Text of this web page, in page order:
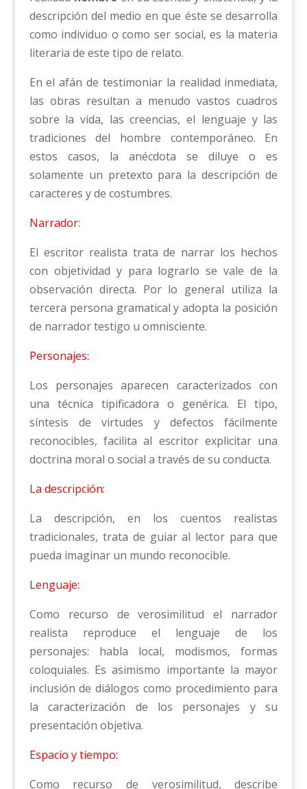
descripción del medio en que éste se desarrolla
como individuo o como ser social, es la materia
literaria de este tipo de relato.
En el afán de testimoniar la realidad inmediata,
las obras resultan a menudo vastos cuadros
sobre la vida, las creencias, el lenguaje y las
tradiciones del hombre contemporáneo. En
estos casos, la anécdota se diluye o es
solamente un pretexto para la descripción de
caracteres y de costumbres.
Narrador:
El escritor realista trata de narrar los hechos
con objetividad y para lograrlo se vale de la
observación directa. Por lo general utiliza la
tercera persona gramatical y adopta la posición
de narrador testigo u omnisciente.
Personajes:
Los personajes aparecen caracterizados con
una técnica tipificadora o genérica. El tipo,
síntesis de virtudes y defectos fácilmente
reconocibles, facilita al escritor explicitar una
doctrina moral o social a través de su conducta.
La descripción:
La descripción, en los cuentos realistas
tradicionales, trata de guiar al lector para que
pueda imaginar un mundo reconocible.
Lenguaje:
Como recurso de verosimilitud el narrador
realista reproduce el lenguaje de los
personajes: habla local, modismos, formas
coloquiales. Es asimismo importante la mayor
inclusión de diálogos como procedimiento para
la caracterización de los personajes y su
presentación objetiva.
Espacio y tiempo:
Como recurso de verosimilitud, describe